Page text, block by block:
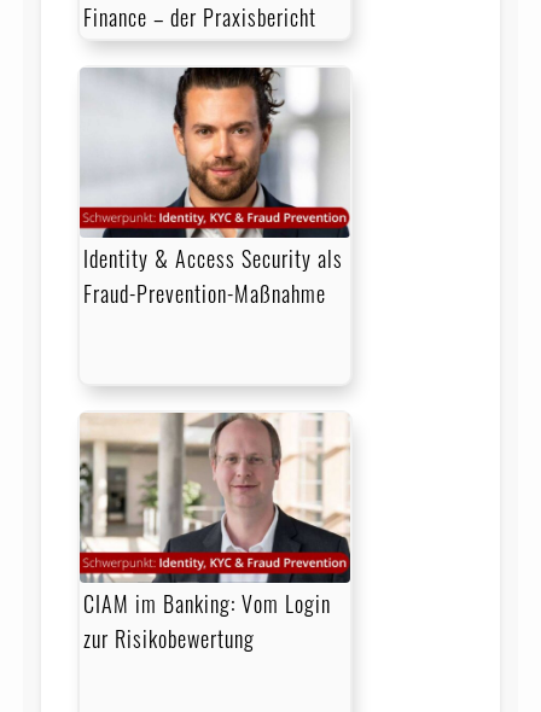
Finance – der Praxisbericht
Identity & Access Security als
Fraud-Prevention-Maßnahme
CIAM im Banking: Vom Login
zur Risikobewertung